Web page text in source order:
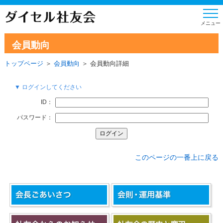
会員動向
トップページ ＞ 会員動向 ＞ 会員動向詳細
▼ ログインしてください
ID：
パスワード：
このページの一番上に戻る